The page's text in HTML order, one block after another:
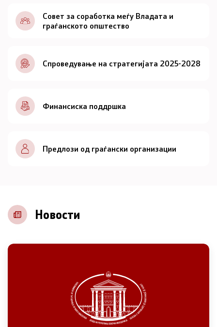
Документи
Совет
За советот
Документи
Записници и дневни редови од седниците на
Советот
Контакт
Основање на здружение
Совет за соработка меѓу Владата и
граѓанското општество
Спроведување на стратегијата 2025-2028
Финансиска поддршка
Предлози од граѓански организации
Новости